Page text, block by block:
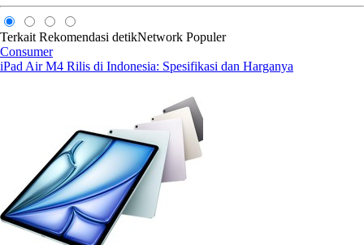
Terkait Rekomendasi detikNetwork Populer
Consumer
iPad Air M4 Rilis di Indonesia: Spesifikasi dan Harganya